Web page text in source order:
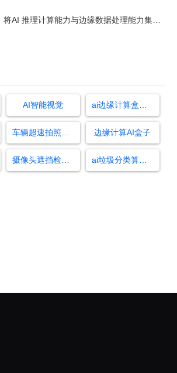
AI 推理计算能力与边缘数据处理能力集于
AI智能视觉
边缘计算AI盒子
ai垃圾分类算法有哪些